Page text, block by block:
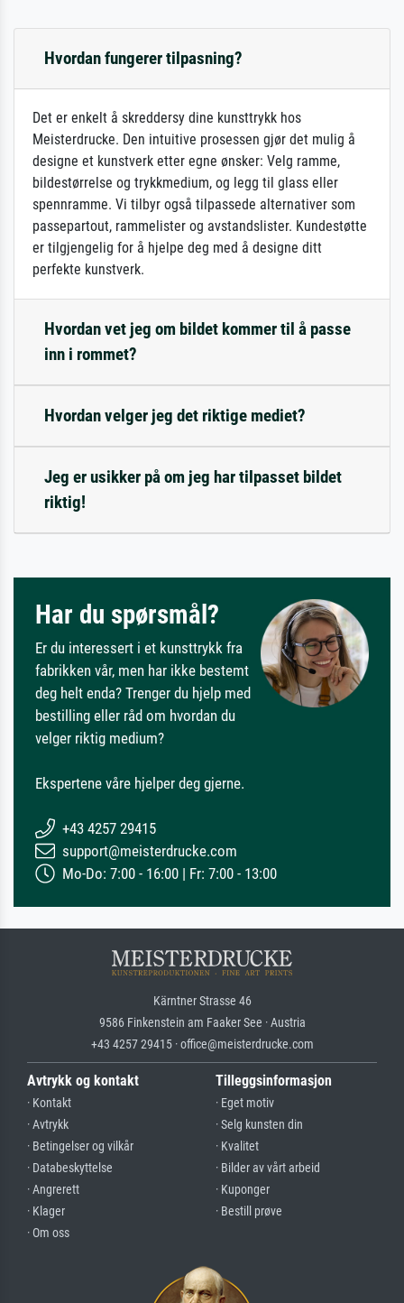
Hvordan fungerer tilpasning?
Det er enkelt å skreddersy dine kunsttrykk hos
Meisterdrucke. Den intuitive prosessen gjør det mulig å
designe et kunstverk etter egne ønsker: Velg ramme,
bildestørrelse og trykkmedium, og legg til glass eller
spennramme. Vi tilbyr også tilpassede alternativer som
passepartout, rammelister og avstandslister. Kundestøtte
er tilgjengelig for å hjelpe deg med å designe ditt
perfekte kunstverk.
Hvordan vet jeg om bildet kommer til å passe
inn i rommet?
Hvordan velger jeg det riktige mediet?
Jeg er usikker på om jeg har tilpasset bildet
riktig!
Har du spørsmål?
Er du interessert i et kunsttrykk fra
fabrikken vår, men har ikke bestemt
deg helt enda? Trenger du hjelp med
bestilling eller råd om hvordan du
velger riktig medium?
Ekspertene våre hjelper deg gjerne.
+43 4257 29415
support@meisterdrucke.com
Mo-Do: 7:00 - 16:00 | Fr: 7:00 - 13:00
Kärntner Strasse 46
9586 Finkenstein am Faaker See · Austria
+43 4257 29415 · office@meisterdrucke.com
Avtrykk og kontakt
· Kontakt
· Avtrykk
· Betingelser og vilkår
· Databeskyttelse
· Angrerett
· Klager
· Om oss
Tilleggsinformasjon
· Eget motiv
· Selg kunsten din
· Kvalitet
· Bilder av vårt arbeid
· Kuponger
· Bestill prøve